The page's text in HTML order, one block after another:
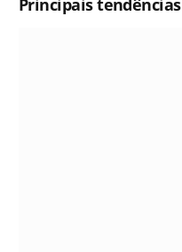
Principais tendências